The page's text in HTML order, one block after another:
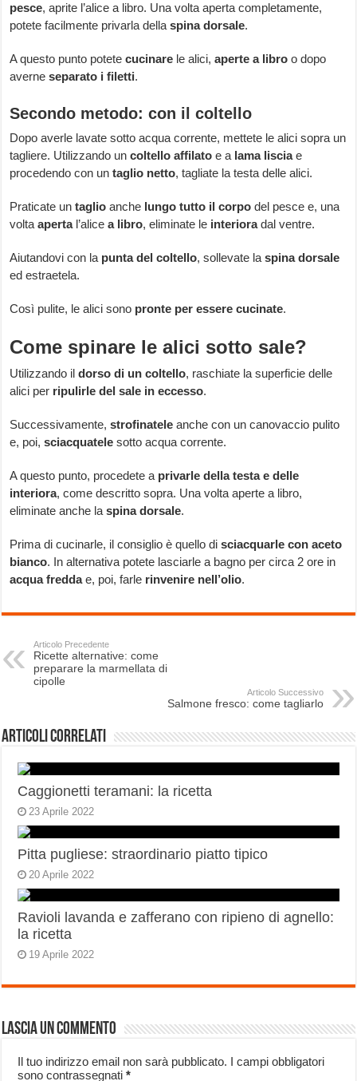
pesce, aprite l’alice a libro. Una volta aperta completamente,
potete facilmente privarla dellaspina dorsale.
A questo punto potetecucinare le alici, aperte a libro o dopo
averneseparato i filetti.
Secondo metodo: con il coltello
Dopo averle lavate sotto acqua corrente, mettete le alici sopra un
tagliere. Utilizzando uncoltello affilato e a lama lisciae
procedendo con un taglio netto, tagliate la testa delle alici.
Praticate untaglio anche lungo tutto il corpo del pesce e, una
voltaapertal’alicea libro, eliminate le interioradal ventre.
Aiutandovi con la punta del coltello, sollevate laspina dorsale
ed estraetela.
Così pulite, le alici sono pronte per essere cucinate.
Come spinare le alici sotto sale?
Utilizzando ildorso di un coltello, raschiate la superficie delle
alici per ripulirle del sale in eccesso.
Successivamente,strofinatele anche con un canovaccio pulito
e, poi,sciacquatele sotto acqua corrente.
A questo punto, procedete a privarle della testa e delle
interiora, come descritto sopra. Una volta aperte a libro,
eliminate anche laspina dorsale.
Prima di cucinarle, il consiglio è quello di sciacquarle con aceto
bianco. In alternativa potete lasciarle a bagno per circa 2 ore in
acqua freddae, poi, farle rinvenire nell’olio.
Articolo Precedente
Ricette alternative: come
preparare la marmellata di
cipolle
Articolo Successivo
Salmone fresco: come tagliarlo
Articoli correlati
Caggionetti teramani: la ricetta
23 Aprile 2022
Pitta pugliese: straordinario piatto tipico
20 Aprile 2022
Ravioli lavanda e zafferano con ripieno di agnello:
la ricetta
19 Aprile 2022
Lascia un commento
Il tuo indirizzo email non sarà pubblicato. I campi obbligatori
sono contrassegnati*